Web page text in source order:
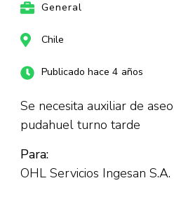
General
Chile
Publicado hace 4 años
Se necesita auxiliar de
pudahuel turno tarde
Para:
OHL Servicios Ingesan S.A.